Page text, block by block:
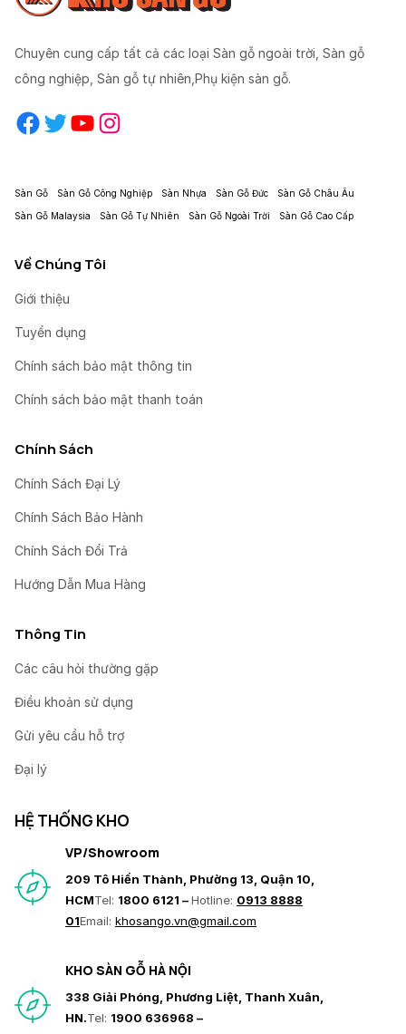
Chuyên cung cấp tất cả các loại Sàn gỗ ngoài trời, Sàn gỗ
công nghiệp, Sàn gỗ tự nhiên,Phụ kiện sàn gỗ.
Facebook Twitter YouTube Instagram
Sàn Gỗ Sàn Gỗ Công Nghiệp Sàn Nhựa Sàn Gỗ Đức Sàn Gỗ Châu Âu
Sàn Gỗ Malaysia Sàn Gỗ Tự Nhiên Sàn Gỗ Ngoài Trời Sàn Gỗ Cao Cấp
Về Chúng Tôi
Giới thiệu
Tuyển dụng
Chính sách bảo mật thông tin
Chính sách bảo mật thanh toán
Chính Sách
Chính Sách Đại Lý
Chính Sách Bảo Hành
Chính Sách Đổi Trả
Hướng Dẫn Mua Hàng
Thông Tin
Các câu hỏi thường gặp
Điều khoản sử dụng
Gửi yêu cầu hỗ trợ
Đại lý
HỆ THỐNG KHO
VP/Showroom
209 Tô Hiến Thành, Phường 13, Quận 10,
HCMTel: 1800 6121 –Hotline: 0913 8888
01Email: khosango.vn@gmail.com
KHO SÀN GỖ HÀ NỘI
338 Giải Phóng, Phương Liệt, Thanh Xuân,
HN.Tel: 1900 636968 –